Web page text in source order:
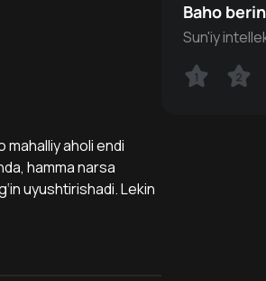
mahalliy aholi endi
hamma narsa
uyushtirishadi. Lekin
Baho
Sun'iy
1 2
1 2